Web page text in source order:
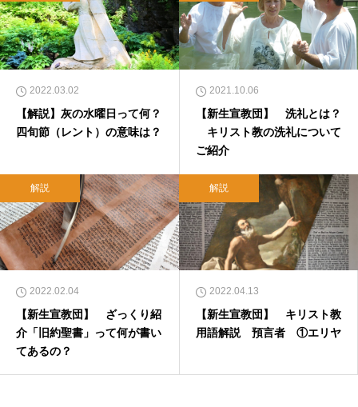
2022.03.02
【解説】灰の水曜日って何？
四旬節（レント）の意味は？
2021.10.06
【新生宣教団】 洗礼とは？
キリスト教の洗礼について
ご紹介
解説
2022.02.04
【新生宣教団】 ざっくり紹
介「旧約聖書」って何が書い
てあるの？
解説
2022.04.13
【新生宣教団】 キリスト教
用語解説 預言者 ①エリヤ